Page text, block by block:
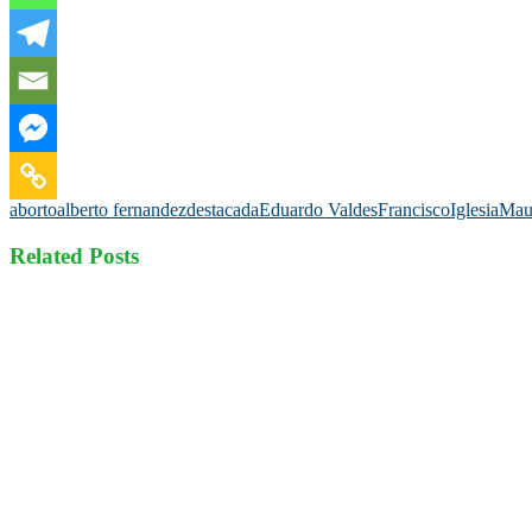
abortoalberto fernandezdestacadaEduardo ValdesFranciscoIglesia
Related Posts